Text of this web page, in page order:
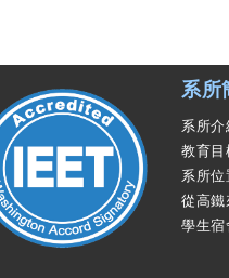
系所
系所介
教育目
系所位
從高鐵
學生宿